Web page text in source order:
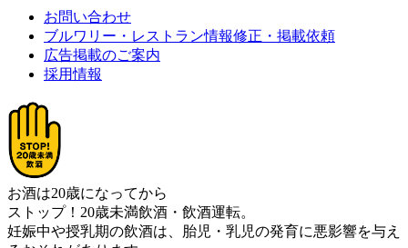
お問い合わせ
ブルワリー・レストラン情報修正・掲載依頼
広告掲載のご案内
採用情報
お酒は20歳になってから
ストップ！20歳未満飲酒・飲酒運転。
妊娠中や授乳期の飲酒は、胎児・乳児の発育に悪影響を与え